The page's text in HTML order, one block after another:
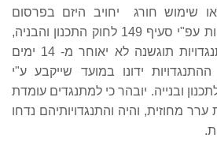
שימוש חורג יחויב היזם בפרסום
התוכנית להתנגדויות עפ"י סעיף 149 לחוק התכנון והבניה,
תשכ"ה-1965. התנגדויות תוגשנה לא יאוחר מ- 14 ימים
ידונו במועד שייקבע ע"י
ובנייה. יובהר כי למתנגדים עומדת
ערר מחוזית, והיה והתנגדויותיהם נדחו